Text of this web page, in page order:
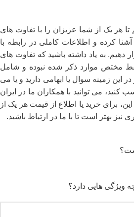
هر یک از شما عزیزان را با تفاوت های
آشنا کرده و اطلاعات کاملی در رابطه با
دهیم. به یاد داشته باشید که تفاوت های
مختص موارد ذکر شده نبوده و شامل
این زمینه سوال یا ابهامی دارید و یا می
کنید، می توانید با همکاران ما در
ایران
برای خرید یا اطلاع از قیمت هر یک از
نیز بهتر است تا با ما در ارتباط باشید.
ویژگی هایی دارد؟